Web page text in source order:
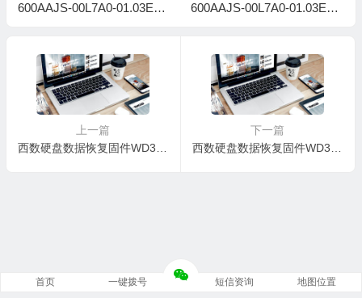
600AAJS-00L7A0-01.03E01-
600AAJS-00L7A0-01.03E01-
上一篇
下一篇
首页 一键拨号 短信资询 地图位置